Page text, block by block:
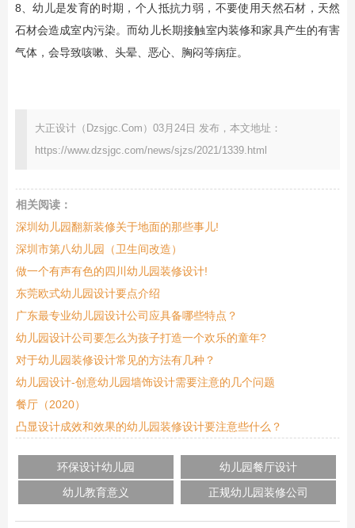
8、幼儿是发育的时期，个人抵抗力弱，不要使用天然石材，天然
石材会造成室内污染。而幼儿长期接触室内装修和家具产生的有害
气体，会导致咳嗽、头晕、恶心、胸闷等病症。
大正设计（Dzsjgc.Com）03月24日 发布，本文地址：
https://www.dzsjgc.com/news/sjzs/2021/1339.html
相关阅读：
深圳幼儿园翻新装修关于地面的那些事儿!
深圳市第八幼儿园（卫生间改造）
做一个有声有色的四川幼儿园装修设计!
东莞欧式幼儿园设计要点介绍
广东最专业幼儿园设计公司应具备哪些特点？
幼儿园设计公司要怎么为孩子打造一个欢乐的童年?
对于幼儿园装修设计常见的方法有几种？
幼儿园设计-创意幼儿园墙饰设计需要注意的几个问题
餐厅（2020）
凸显设计成效和效果的幼儿园装修设计要注意些什么？
环保设计幼儿园
幼儿园餐厅设计
幼儿教育意义
正规幼儿园装修公司